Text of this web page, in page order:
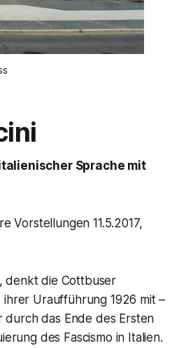
Sprache mit
Vorstellungen 11.5.2017,
denkt die Cottbuser
ihrer Uraufführung 1926 mit –
durch das Ende des Ersten
des Fascismo in Italien.